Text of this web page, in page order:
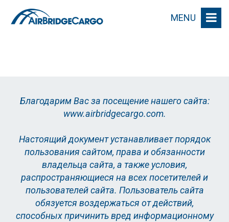
MENU
Благодарим Вас за посещение нашего сайта:
www.airbridgecargo.com.
Настоящий документ устанавливает порядок
пользования сайтом, права и обязанности
владельца сайта, а также условия,
распространяющиеся на всех посетителей и
пользователей сайта. Пользователь сайта
обязуется воздержаться от действий,
способных причинить вред информационному